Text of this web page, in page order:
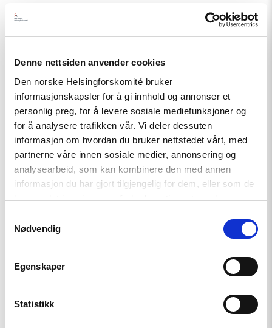
Denne nettsiden anvender cookies
Den norske Helsingforskomité bruker
informasjonskapsler for å gi innhold og annonser et
personlig preg, for å levere sosiale mediefunksjoner og
for å analysere trafikken vår. Vi deler dessuten
informasjon om hvordan du bruker nettstedet vårt, med
partnerne våre innen sosiale medier, annonsering og
analysearbeid, som kan kombinere den med annen
informasjon du har gjort tilgjengelig for dem, eller som de
har samlet inn gjennom din bruk av tjenestene deres.
Nødvendig
Egenskaper
Statistikk
Read
article
"Georgia:
av
tidligere
ombudsmann
bekrefter
funn